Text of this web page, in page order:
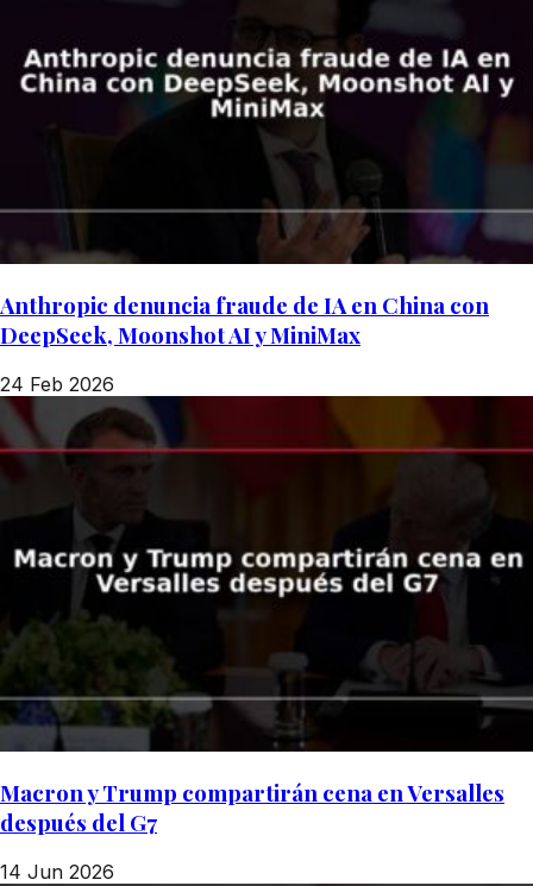
Anthropic denuncia fraude de IA en China con
DeepSeek, Moonshot AI y MiniMax
24 Feb 2026
Macron y Trump compartirán cena en Versalles
después del G7
14 Jun 2026